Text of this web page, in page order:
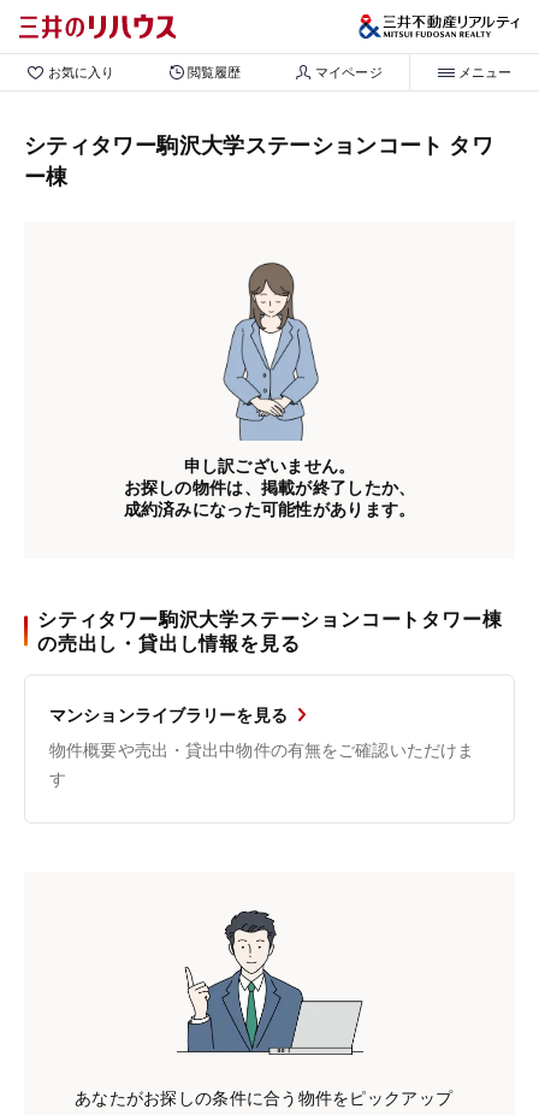
お気に入り 閲覧履歴 マイページ メニュー
シティタワー駒沢大学ステーションコート タワ
ー棟
申し訳ございません。
お探しの物件は、掲載が終了したか、
成約済みになった可能性があります。
シティタワー駒沢大学ステーションコートタワー棟
の売出し・貸出し情報を見る
マンションライブラリーを見る
物件概要や売出・貸出中物件の有無をご確認いただけま
す
あなたがお探しの条件に合う物件をピックアップ